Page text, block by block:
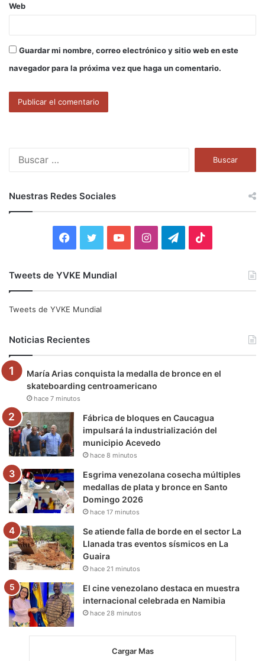
Web
Guardar mi nombre, correo electrónico y sitio web en este
navegador para la próxima vez que haga un comentario.
:
Nuestras Redes Sociales
e
o
o
k
t
e
r
b
e
I
g
r
m
r
a
k
Tweets de YVKE Mundial
Tweets de YVKE Mundial
Noticias Recientes
María Arias conquista la medalla de bronce en el
skateboarding centroamericano
hace 7 minutos
Fábrica de bloques en Caucagua
impulsará la industrialización del
municipio Acevedo
hace 8 minutos
Esgrima venezolana cosecha múltiples
medallas de plata y bronce en Santo
Domingo 2026
hace 17 minutos
Se atiende falla de borde en el sector La
Llanada tras eventos sísmicos en La
Guaira
hace 21 minutos
El cine venezolano destaca en muestra
internacional celebrada en Namibia
hace 28 minutos
Cargar Mas